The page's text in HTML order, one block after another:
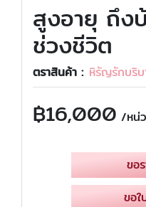
สูงอายุ ถึง
ช่วงชีวิต
ตราสินค้า : หิรัญรักบริบ
฿16,000 /หน่
ขอ
ขอใ